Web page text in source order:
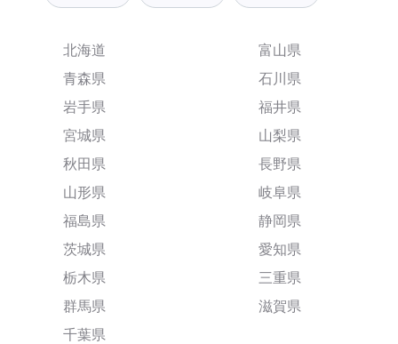
北海道
青森県
岩手県
宮城県
秋田県
山形県
福島県
茨城県
栃木県
群馬県
千葉県
富山県
石川県
福井県
山梨県
長野県
岐阜県
静岡県
愛知県
三重県
滋賀県